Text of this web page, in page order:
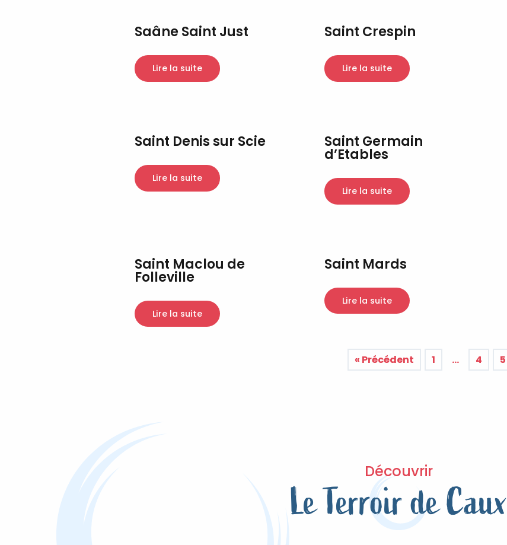
Saâne Saint Just
Lire la suite
Saint Crespin
Lire la suite
Saint Denis sur Scie
Lire la suite
Saint Germain
d’Etables
Lire la suite
Saint Maclou de
Folleville
Lire la suite
Saint Mards
Lire la suite
« Précédent 1 … 4 5
Découvrir
Le Terroir de Caux